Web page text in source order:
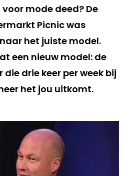
mode deed? De
Picnic was
het juiste model.
een nieuw model: de
drie keer per week bij
het jou uitkomt.